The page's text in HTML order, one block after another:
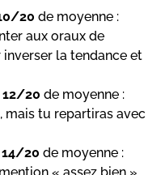
20 de moyenne :
aux oraux de
la tendance et
12/20 de moyenne :
mais tu repartiras avec
14/20 de moyenne :